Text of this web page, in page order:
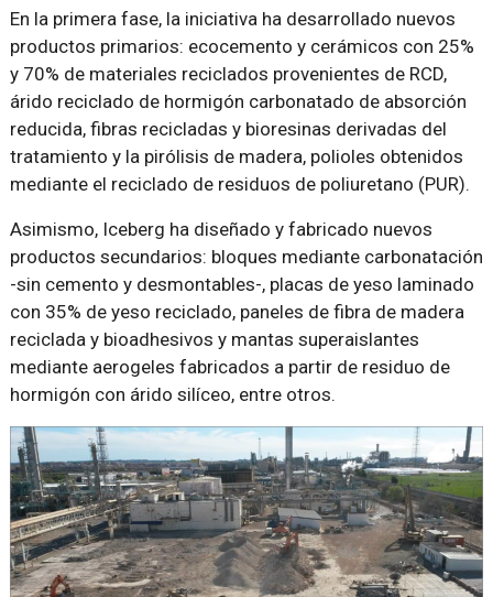
En la primera fase, la iniciativa ha desarrollado nuevos
productos primarios: ecocemento y cerámicos con 25%
y 70% de materiales reciclados provenientes de RCD,
árido reciclado de hormigón carbonatado de absorción
reducida, fibras recicladas y bioresinas derivadas del
tratamiento y la pirólisis de madera, polioles obtenidos
mediante el reciclado de residuos de poliuretano (PUR).
Asimismo, Iceberg ha diseñado y fabricado nuevos
productos secundarios: bloques mediante carbonatación
-sin cemento y desmontables-, placas de yeso laminado
con 35% de yeso reciclado, paneles de fibra de madera
reciclada y bioadhesivos y mantas superaislantes
mediante aerogeles fabricados a partir de residuo de
hormigón con árido silíceo, entre otros.